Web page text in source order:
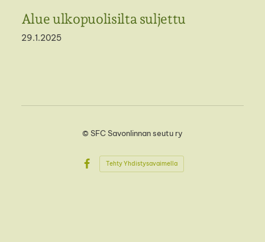
Alue ulkopuolisilta suljettu
29.1.2025
© SFC Savonlinnan seutu ry
Facebook
Tehty Yhdistysavaimella